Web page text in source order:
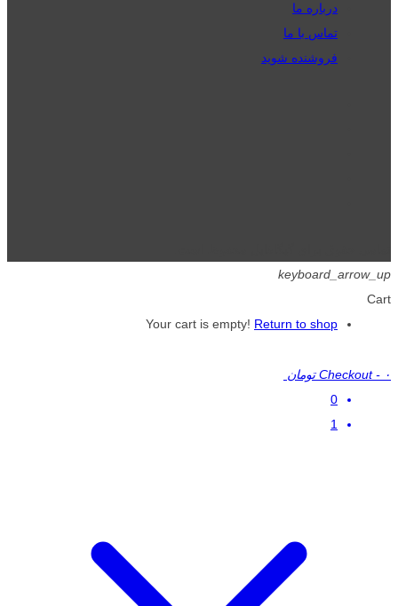
درباره ما
تماس با ما
فروشنده شوید
keyboard_arrow_up
Cart
Your cart is empty! Return to shop
Checkout - ۰ تومان
0
1